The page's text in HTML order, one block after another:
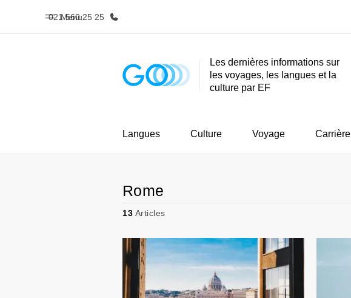
Menu
021 560 25 25
Accueil Programmes
Nos offres
Les dernières informations sur
les voyages, les langues et la
culture par EF
Langues Culture Voyage Carrière
Rome
13 Articles